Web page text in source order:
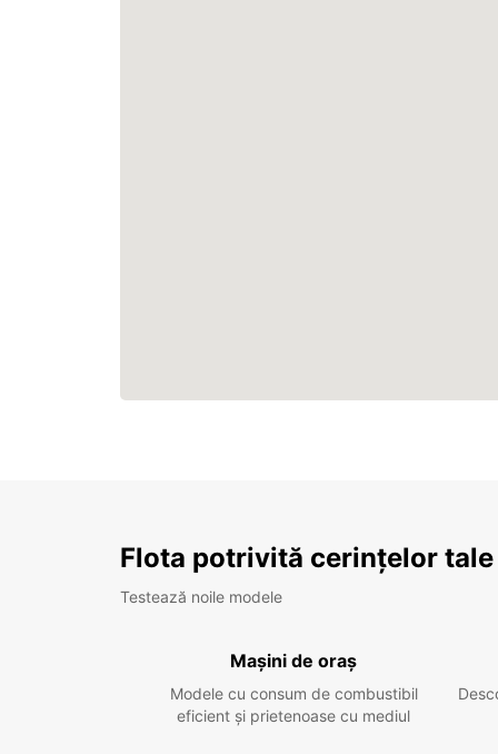
Flota potrivită cerințelor tale
Testează noile modele
Mașini de oraș
Modele cu consum de combustibil
eficient și prietenoase cu mediul